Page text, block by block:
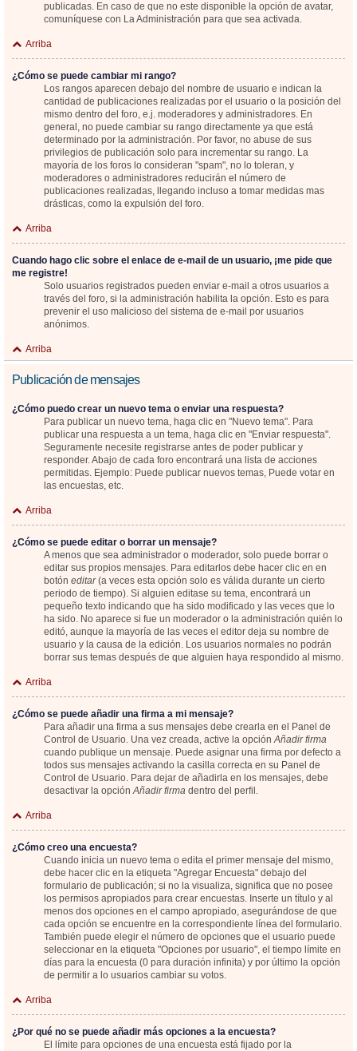
publicadas. En caso de que no este disponible la opción de avatar,
comuníquese con La Administración para que sea activada.
Arriba
¿Cómo se puede cambiar mi rango?
Los rangos aparecen debajo del nombre de usuario e indican la
cantidad de publicaciones realizadas por el usuario o la posición del
mismo dentro del foro, e.j. moderadores y administradores. En
general, no puede cambiar su rango directamente ya que está
determinado por la administración. Por favor, no abuse de sus
privilegios de publicación solo para incrementar su rango. La
mayoría de los foros lo consideran "spam", no lo toleran, y
moderadores o administradores reducirán el número de
publicaciones realizadas, llegando incluso a tomar medidas mas
drásticas, como la expulsión del foro.
Arriba
Cuando hago clic sobre el enlace de e-mail de un usuario, ¡me pide que
me registre!
Solo usuarios registrados pueden enviar e-mail a otros usuarios a
través del foro, si la administración habilita la opción. Esto es para
prevenir el uso malicioso del sistema de e-mail por usuarios
anónimos.
Arriba
Publicación de mensajes
¿Cómo puedo crear un nuevo tema o enviar una respuesta?
Para publicar un nuevo tema, haga clic en "Nuevo tema". Para
publicar una respuesta a un tema, haga clic en "Enviar respuesta".
Seguramente necesite registrarse antes de poder publicar y
responder. Abajo de cada foro encontrará una lista de acciones
permitidas. Ejemplo: Puede publicar nuevos temas, Puede votar en
las encuestas, etc.
Arriba
¿Cómo se puede editar o borrar un mensaje?
A menos que sea administrador o moderador, solo puede borrar o
editar sus propios mensajes. Para editarlos debe hacer clic en en
botón editar(a veces esta opción solo es válida durante un cierto
periodo de tiempo). Si alguien editase su tema, encontrará un
pequeño texto indicando que ha sido modificado y las veces que lo
ha sido. No aparece si fue un moderador o la administración quién lo
editó, aunque la mayoría de las veces el editor deja su nombre de
usuario y la causa de la edición. Los usuarios normales no podrán
borrar sus temas después de que alguien haya respondido al mismo.
Arriba
¿Cómo se puede añadir una firma a mi mensaje?
Para añadir una firma a sus mensajes debe crearla en el Panel de
Control de Usuario. Una vez creada, active la opciónAñadir firma
cuando publique un mensaje. Puede asignar una firma por defecto a
todos sus mensajes activando la casilla correcta en su Panel de
Control de Usuario. Para dejar de añadirla en los mensajes, debe
desactivar la opciónAñadir firma dentro del perfil.
Arriba
¿Cómo creo una encuesta?
Cuando inicia un nuevo tema o edita el primer mensaje del mismo,
debe hacer clic en la etiqueta "Agregar Encuesta" debajo del
formulario de publicación; si no la visualiza, significa que no posee
los permisos apropiados para crear encuestas. Inserte un título y al
menos dos opciones en el campo apropiado, asegurándose de que
cada opción se encuentre en la correspondiente línea del formulario.
También puede elegir el número de opciones que el usuario puede
seleccionar en la etiqueta "Opciones por usuario", el tiempo límite en
días para la encuesta (0 para duración infinita) y por último la opción
de permitir a lo usuarios cambiar su votos.
Arriba
¿Por qué no se puede añadir más opciones a la encuesta?
El límite para opciones de una encuesta está fijado por la